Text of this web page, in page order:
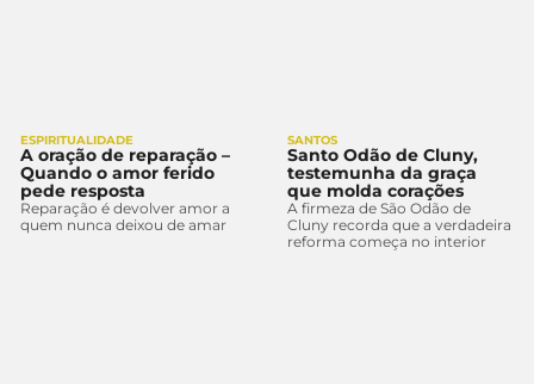
ESPIRITUALIDADE
A oração de reparação –
Quando o amor ferido
pede resposta
Reparação é devolver amor a
quem nunca deixou de amar
SANTOS
Santo Odão de Cluny,
testemunha da graça
que molda corações
A firmeza de São Odão de
Cluny recorda que a verdadeira
reforma começa no interior